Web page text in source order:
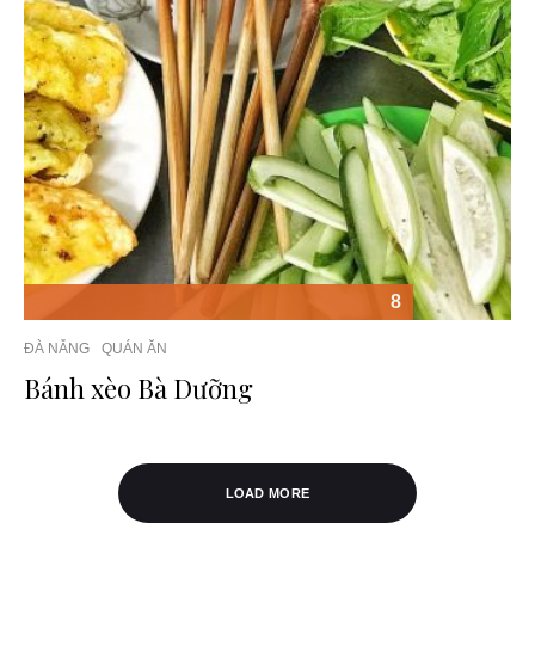
8
ĐÀ NẴNG QUÁN ĂN
Bánh xèo Bà Dưỡng
LOAD MORE